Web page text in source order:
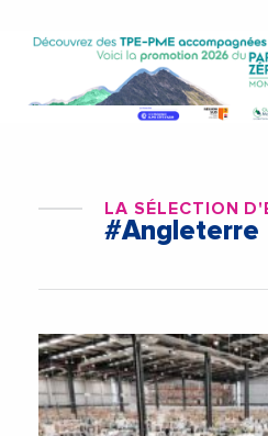
LA SÉLECTION
#Angleterre